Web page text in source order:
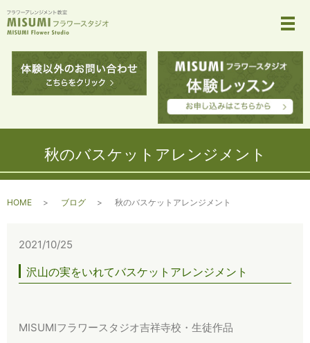
メ
秋のバスケットアレンジメント
HOME ブログ 秋のバスケットアレンジメント
2021/10/25
沢山の実をいれてバスケットアレンジメント
MISUMIフラワースタジオ吉祥寺校・生徒作品